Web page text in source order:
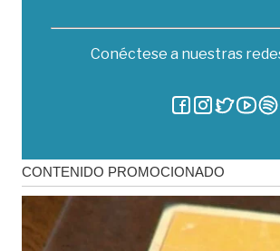
Conéctese a nuestras